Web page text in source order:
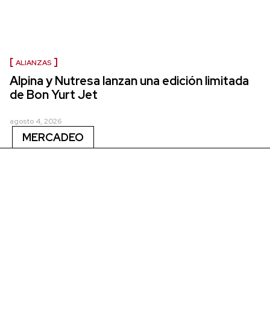
ALIANZAS
Alpina y Nutresa lanzan una edición limitada
de Bon Yurt Jet
agosto 4, 2026
MERCADEO